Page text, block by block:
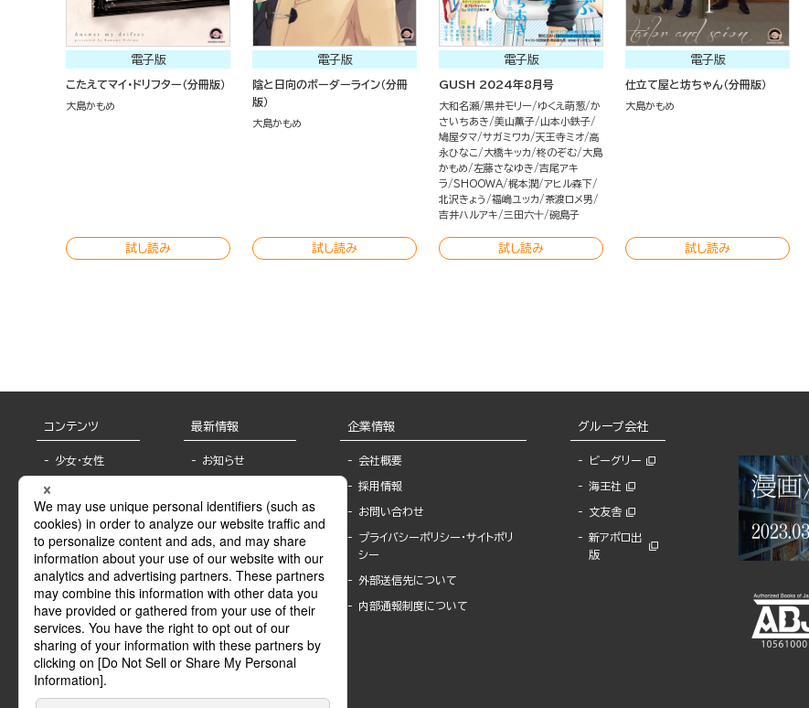
電子版
こたえてマイ・ドリフター（分冊版）
大島かもめ
試し読み
電子版
陰と日向のボーダーライン（分冊
版）
大島かもめ
試し読み
電子版
GUSH 2024年8月号
大和名瀬 黒井モリー ゆくえ萌葱 か
さいちあき
美山薫子
山本小鉄子
鳩屋タマ サガミワカ 天王寺ミオ 高
永ひなこ
大橋キッカ 柊のぞむ
大島
かもめ
左藤さなゆき
吉尾アキ
ラ
SHOOWA 梶本潤
アヒル森下
北沢きょう
福嶋ユッカ
茶渡ロメ男
吉井ハルアキ
三田六十 碗島子
試し読み
電子版
仕立て屋と坊ちゃん（分冊版）
大島かもめ
試し読み
コンテンツ
少女・女性
BL
ライトノベル
青年・一般
グラビア・写真
モーター誌
SPECIAL
Sublicense
最新情報
お知らせ
報
書店様へ
海外ライセンシー
公式SNSアカウ
ント
作家一覧
Keyword list
Author list
企業情報
会社概要
採用情報
お問い合わせ
プライバシーポリシー・サイトポリ
シー
外部送信先について
内部通報制度について
グループ会社
ビーグリー
海王社
文友舎
新アポロ出
版